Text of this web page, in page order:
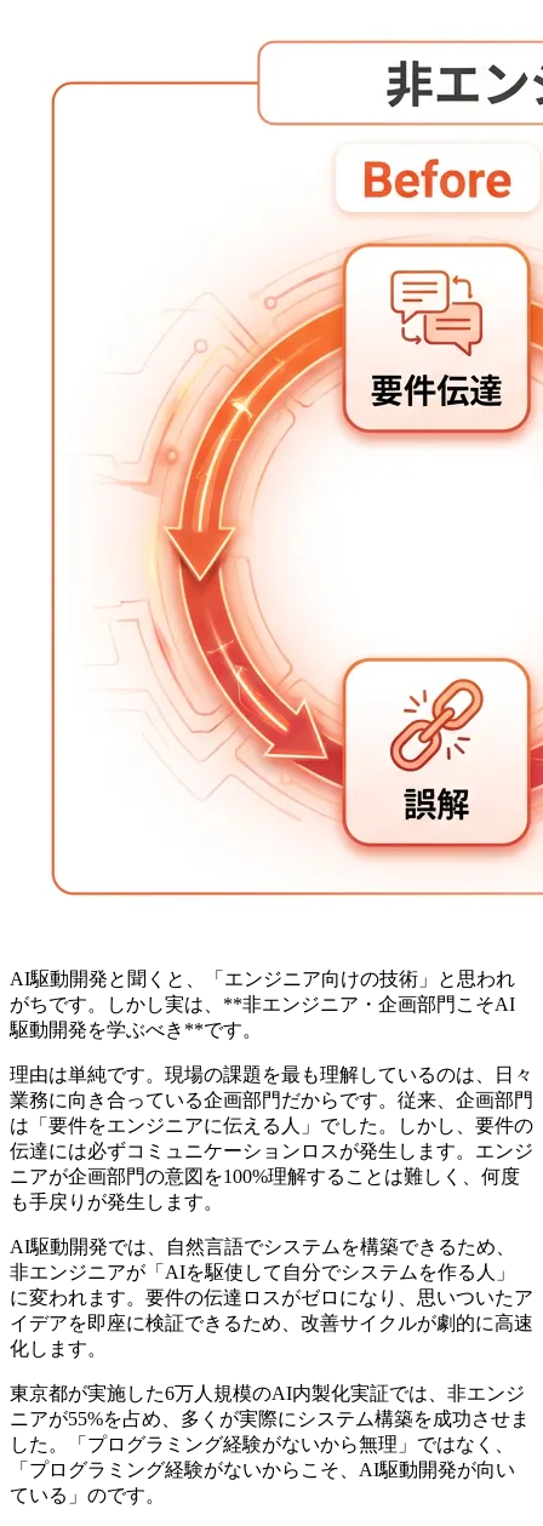
AI駆動開発と聞くと、「エンジニア向けの技術」と思われ
がちです。しかし実は、**非エンジニア・企画部門こそAI
駆動開発を学ぶべき**です。
理由は単純です。現場の課題を最も理解しているのは、日々
業務に向き合っている企画部門だからです。従来、企画部門
は「要件をエンジニアに伝える人」でした。しかし、要件の
伝達には必ずコミュニケーションロスが発生します。エンジ
ニアが企画部門の意図を100%理解することは難しく、何度
も手戻りが発生します。
AI駆動開発では、自然言語でシステムを構築できるため、
非エンジニアが「AIを駆使して自分でシステムを作る人」
に変われます。要件の伝達ロスがゼロになり、思いついたア
イデアを即座に検証できるため、改善サイクルが劇的に高速
化します。
東京都が実施した6万人規模のAI内製化実証では、非エンジ
ニアが55%を占め、多くが実際にシステム構築を成功させま
した。「プログラミング経験がないから無理」ではなく、
「プログラミング経験がないからこそ、AI駆動開発が向い
ている」のです。